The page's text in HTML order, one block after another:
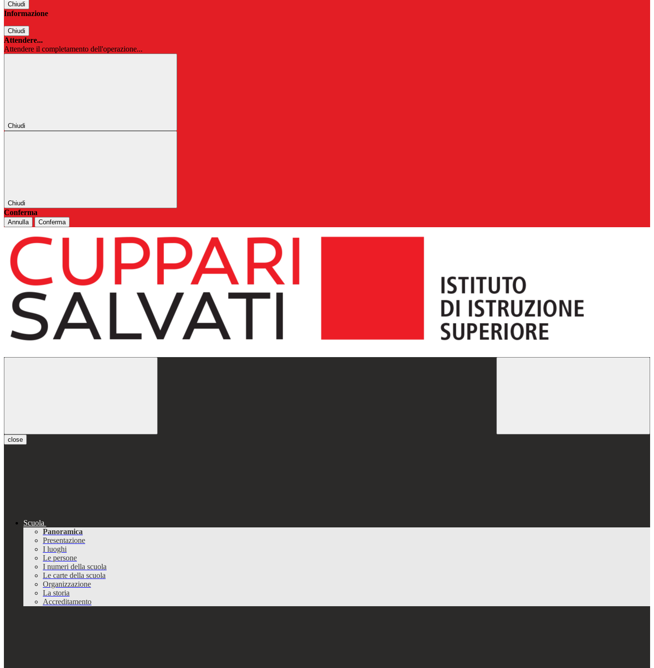
Chiudi
Informazione
Chiudi
Attendere...
Attendere il completamento dell'operazione...
Chiudi
Chiudi
Conferma
Annulla Conferma
close
Scuola
Panoramica
Presentazione
I luoghi
Le persone
I numeri della scuola
Le carte della scuola
Organizzazione
La storia
Accreditamento